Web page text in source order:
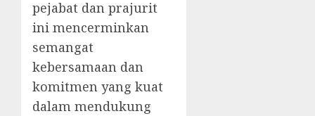
pejabat dan prajurit
ini mencerminkan
semangat
kebersamaan dan
komitmen yang kuat
dalam mendukung